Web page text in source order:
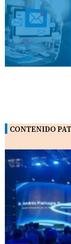
CONTENIDO